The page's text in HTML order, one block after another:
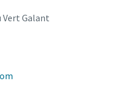
Vert Galant